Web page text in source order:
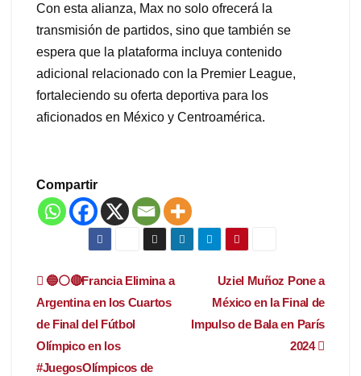
Con esta alianza, Max no solo ofrecerá la
transmisión de partidos, sino que también se
espera que la plataforma incluya contenido
adicional relacionado con la Premier League,
fortaleciendo su oferta deportiva para los
aficionados en México y Centroamérica.
Compartir
Navegación
de
entradas
Uziel Muñoz Pone a
México en la Final de
Impulso de Bala en París
2024
🔵⚪️🔴Francia Elimina a
Argentina en los Cuartos
de Final del Fútbol
Olímpico en los
#JuegosOlímpicos de